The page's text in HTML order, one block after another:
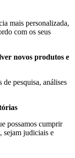
mais personalizada,
com os seus
novos produtos e
de pesquisa, análises
possamos cumprir
sejam judiciais e